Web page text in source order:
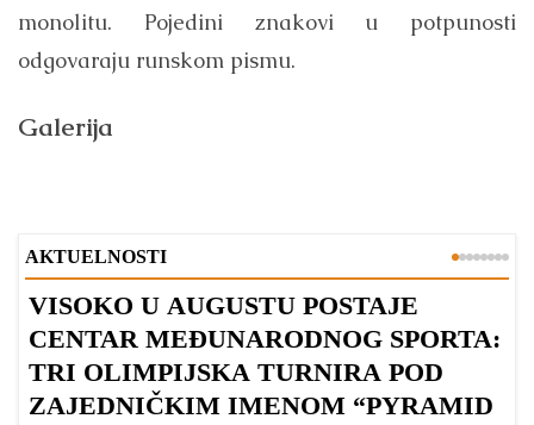
monolitu. Pojedini znakovi u potpunosti
odgovaraju runskom pismu.
Galerija
AKTUELNOSTI
VISOKO U AUGUSTU POSTAJE
CENTAR MEĐUNARODNOG SPORTA:
TRI OLIMPIJSKA TURNIRA POD
ZAJEDNIČKIM IMENOM “PYRAMID